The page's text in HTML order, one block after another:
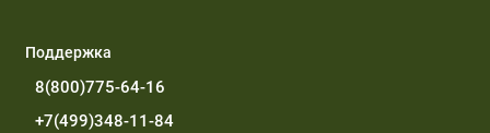
Поддержка
8(800)775-64-16
+7(499)348-11-84